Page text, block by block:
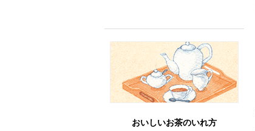
おいしいお茶のいれ方